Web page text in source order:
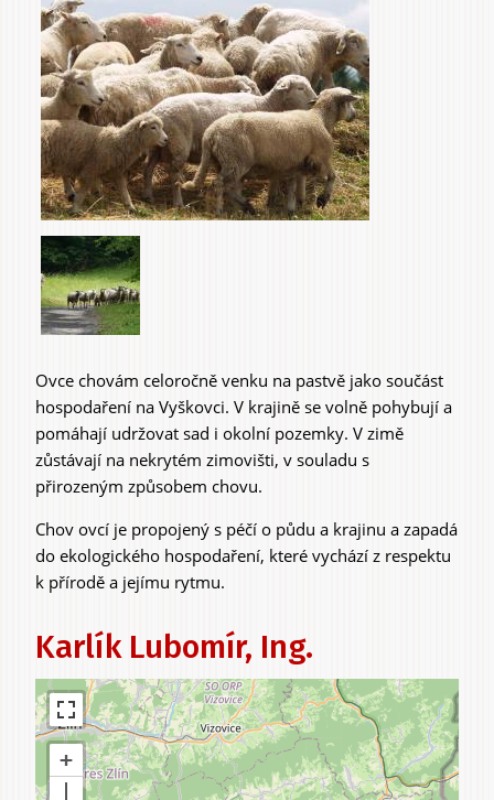
Do domu a bytu
Služby
Zážitky
Ovce chovám celoročně venku na pastvě jako součást
hospodaření na Vyškovci. V krajině se volně pohybují a
pomáhají udržovat sad i okolní pozemky. V zimě
zůstávají na nekrytém zimovišti, v souladu s
přirozeným způsobem chovu.
Chov ovcí je propojený s péčí o půdu a krajinu a zapadá
do ekologického hospodaření, které vychází z respektu
k přírodě a jejímu rytmu.
Karlík Lubomír, Ing.